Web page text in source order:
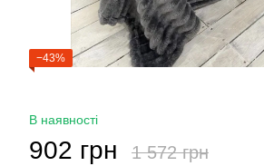
−43%
В наявності
902 грн 1 572 грн